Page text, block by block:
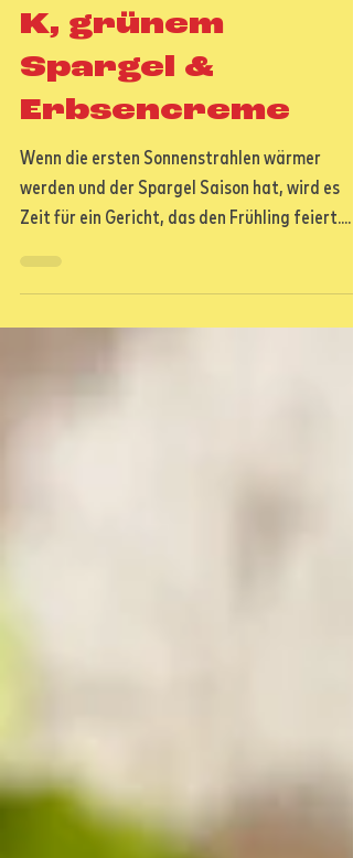
sunflowerHAC
K, grünem
Spargel &
Erbsencreme
Wenn die ersten Sonnenstrahlen wärmer
werden und der Spargel Saison hat, wird es
Dieser...